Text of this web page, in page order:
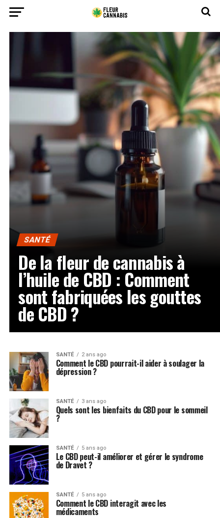
SANTÉ
De la fleur de cannabis à
l’huile de CBD : Comment
sont fabriquées les gouttes
de CBD ?
SANTÉ 2 ans ago
Comment le CBD pourrait-il aider à soulager la
dépression ?
SANTÉ 3 ans ago
Quels sont les bienfaits du CBD pour le sommeil
?
SANTÉ 5 ans ago
Le CBD peut-il améliorer et gérer le syndrome
de Dravet ?
SANTÉ 5 ans ago
Comment le CBD interagit avec les
médicaments